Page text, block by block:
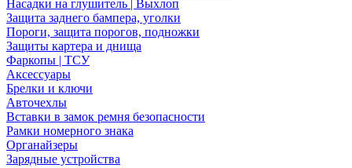
Насадки на глушитель | Выхлоп
Защита заднего бампера, уголки
Пороги, защита порогов, подножки
Защиты картера и днища
Фаркопы | ТСУ
Аксессуары
Брелки и ключи
Авточехлы
Вставки в замок ремня безопасности
Рамки номерного знака
Органайзеры
Зарядные устройства